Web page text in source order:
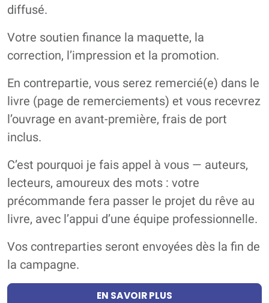
diffusé.
Votre soutien finance la maquette, la
correction, l’impression et la promotion.
En contrepartie, vous serez remercié(e) dans le
livre (page de remerciements) et vous recevrez
l’ouvrage en avant-première, frais de port
inclus.
C’est pourquoi je fais appel à vous — auteurs,
lecteurs, amoureux des mots : votre
précommande fera passer le projet du rêve au
livre, avec l’appui d’une équipe professionnelle.
Vos contreparties seront envoyées dès la fin de
la campagne.
EN SAVOIR PLUS